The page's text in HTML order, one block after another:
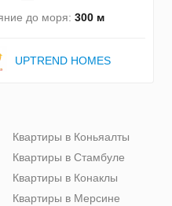
до моря: 300 м
UPTREND HOMES
Квартиры в Коньяалты
Квартиры в Стамбуле
Квартиры в Конаклы
Квартиры в Мерсине